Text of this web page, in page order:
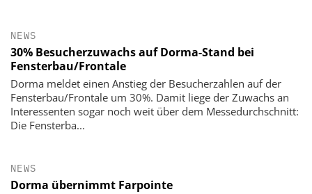
NEWS
30% Besucherzuwachs auf Dorma-Stand bei
Fensterbau/Frontale
Dorma meldet einen Anstieg der Besucherzahlen auf der
Fensterbau/Frontale um 30%. Damit liege der Zuwachs an
Interessenten sogar noch weit über dem Messedurchschnitt:
Die Fensterba...
NEWS
Dorma übernimmt Farpointe